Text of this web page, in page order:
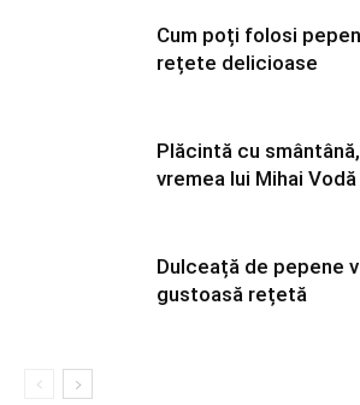
Cum poți folosi
rețete delicioase
Plăcintă cu
vremea lui Mihai Vodă
Dulceață de pepene
gustoasă rețetă